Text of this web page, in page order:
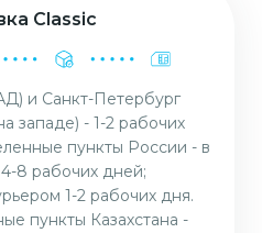
Classic
и Санкт-Петербург
западе) - 1-2 рабочих
пункты России - в
8 рабочих дней;
1-2 рабочих дня.
пункты Казахстана -